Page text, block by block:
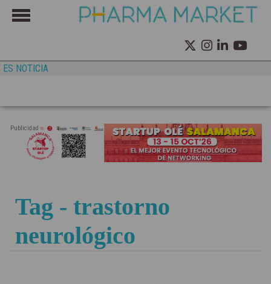
ES NOTICIA
Publicidad
Tag - trastorno
neurológico